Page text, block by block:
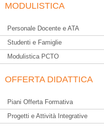
MODULISTICA
Personale Docente e ATA
Studenti e Famiglie
Modulistica PCTO
OFFERTA DIDATTICA
Piani Offerta Formativa
Progetti e Attività Integrative